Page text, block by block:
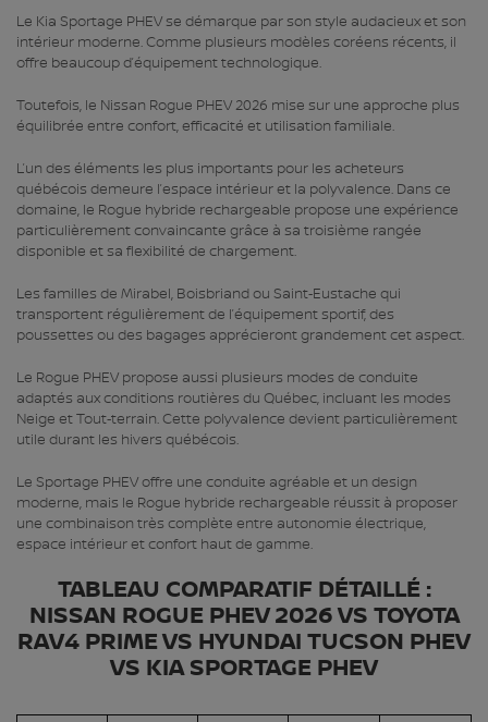
Le Kia Sportage PHEV se démarque par son style audacieux et son
intérieur moderne. Comme plusieurs modèles coréens récents, il
offre beaucoup d’équipement technologique.
Toutefois, le Nissan Rogue PHEV 2026 mise sur une approche plus
équilibrée entre confort, efficacité et utilisation familiale.
L’un des éléments les plus importants pour les acheteurs
québécois demeure l’espace intérieur et la polyvalence. Dans ce
domaine, le Rogue hybride rechargeable propose une expérience
particulièrement convaincante grâce à sa troisième rangée
disponible et sa flexibilité de chargement.
Les familles de Mirabel, Boisbriand ou Saint‑Eustache qui
transportent régulièrement de l’équipement sportif, des
poussettes ou des bagages apprécieront grandement cet aspect.
Le Rogue PHEV propose aussi plusieurs modes de conduite
adaptés aux conditions routières du Québec, incluant les modes
Neige et Tout‑terrain. Cette polyvalence devient particulièrement
utile durant les hivers québécois.
Le Sportage PHEV offre une conduite agréable et un design
moderne, mais le Rogue hybride rechargeable réussit à proposer
une combinaison très complète entre autonomie électrique,
espace intérieur et confort haut de gamme.
TABLEAU COMPARATIF DÉTAILLÉ :
NISSAN ROGUE PHEV 2026 VS TOYOTA
RAV4 PRIME VS HYUNDAI TUCSON PHEV
VS KIA SPORTAGE PHEV